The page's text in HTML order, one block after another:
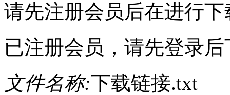
请先注册会员后在进行下
已注册会员，请先登录后
文件名称:下载链接.txt